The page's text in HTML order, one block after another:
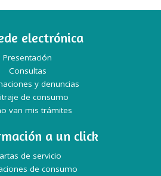
electrónica
Presentación
Consultas
y denuncias
de consumo
van mis trámites
a un click
de servicio
de consumo